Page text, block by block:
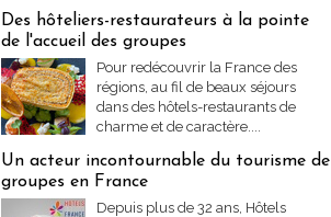
Des hôteliers-restaurateurs à la pointe
de l'accueil des groupes
Pour redécouvrir la France des
régions, au fil de beaux séjours
dans des hôtels-restaurants de
charme et de caractère....
Un acteur incontournable du tourisme de
groupes en France
Depuis plus de 32 ans, Hôtels